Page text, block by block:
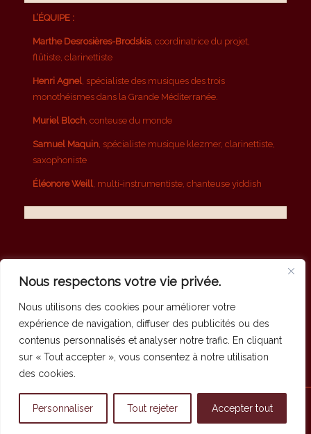
Nous respectons votre vie privée.
Nous utilisons des cookies pour améliorer votre
expérience de navigation, diffuser des publicités ou des
contenus personnalisés et analyser notre trafic. En cliquant
sur « Tout accepter », vous consentez à notre utilisation
des cookies.
Personnaliser Tout rejeter Accepter tout
L’ÉQUIPE :
Marthe Desrosières-Brodskis, coordinatrice du projet,
flûtiste, clarinettiste
Henri Agnel, spécialiste des musiques des trois
monothéismes dans la Grande Méditerranée.
Muriel Bloch, conteuse du monde
Samuel Maquin, spécialiste musique klezmer, clarinettiste,
saxophoniste
Éléonore Weill, multi-instrumentiste, chanteuse yiddish
Page 1 sur 2
© Copyright - Fondation Cynamon / Kinamon
Accueil
Politique de confidentialité